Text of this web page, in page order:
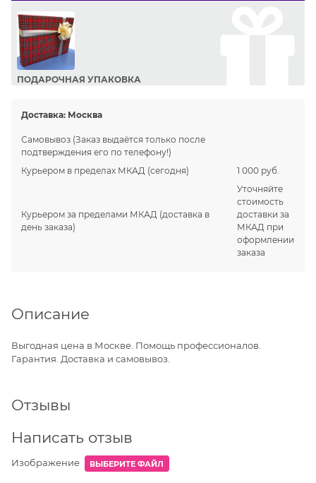
ПОДАРОЧНАЯ УПАКОВКА
Доставка: Москва
Самовывоз (Заказ выдаётся только после
подтверждения его по телефону!)
Курьером в пределах МКАД (сегодня) 1 000 руб.
Курьером за пределами МКАД (доставка в
день заказа)
Уточняйте
стоимость
доставки за
МКАД при
оформлении
заказа
Описание
Выгодная цена в Москве. Помощь профессионалов.
Гарантия. Доставка и самовывоз.
Отзывы
Написать отзыв
Изображение ВЫБЕРИТЕ ФАЙЛ